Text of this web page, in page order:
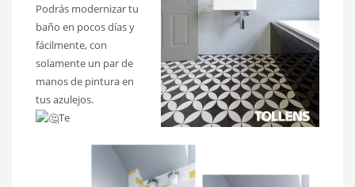
Podrás modernizar tu
baño en pocos días y
fácilmente, con
solamente un par de
manos de pintura en
tus azulejos.
Te